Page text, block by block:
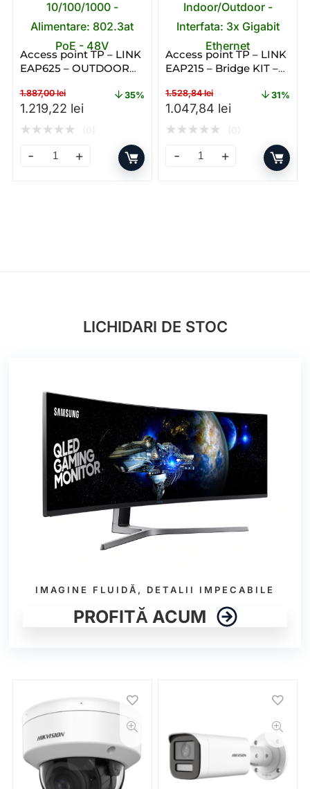
Access point TP – LINK
EAP625 – OUTDOOR
– WiFi 6 – AX
1.887,00lei
Prețul inițial a fost: 1.887,00 lei.
1.219,22 leiPrețul curent este: 1.219,22 lei.
35%
★★★★★
Access point TP – LINK EAP625 – OUTDOOR HD –
Access point TP – LINK
EAP215 – Bridge KIT –
Band – WI – FI
1.528,84lei
Prețul inițial a fost:
1.047,84 leiPrețul curent
31%
★★★★★
Access point TP – LINK
LICHIDARI DE STOC
IMAGINE FLUIDĂ, DETALII IMPECABILE
PROFITĂ ACUM